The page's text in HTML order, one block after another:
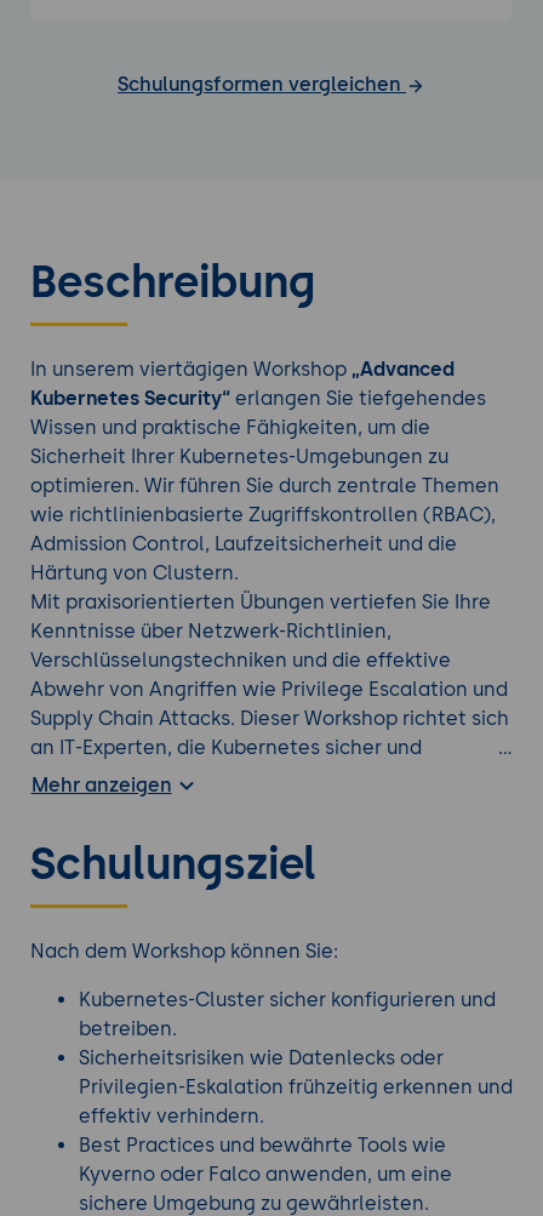
Schulungsformen vergleichen
Beschreibung
In unserem viertägigen Workshop „Advanced
Kubernetes Security“erlangen Sie tiefgehendes
Wissen und praktische Fähigkeiten, um die
Sicherheit Ihrer Kubernetes-Umgebungen zu
optimieren. Wir führen Sie durch zentrale Themen
wie richtlinienbasierte Zugriffskontrollen (RBAC),
Admission Control, Laufzeitsicherheit und die
Härtung von Clustern.
Mit praxisorientierten Übungen vertiefen Sie Ihre
Kenntnisse über Netzwerk-Richtlinien,
Verschlüsselungstechniken und die effektive
Abwehr von Angriffen wie Privilege Escalation und
Supply Chain Attacks. Dieser Workshop richtet sich
an IT-Experten, die Kubernetes sicher und
regelkonform betreiben möchten. Ob Sie
möchten - dieser Kurs bietet Ihnen die nötigen
Werkzeuge und Strategien.
Suchen Sie nach einer besser passenden
Mehr anzeigen
Schulungsziel
Nach dem Workshop können Sie:
Kubernetes-Cluster sicher konfigurieren und
betreiben.
Sicherheitsrisiken wie Datenlecks oder
Privilegien-Eskalation frühzeitig erkennen und
effektiv verhindern.
Best Practices und bewährte Tools wie
Kyverno oder Falco anwenden, um eine
sichere Umgebung zu gewährleisten.